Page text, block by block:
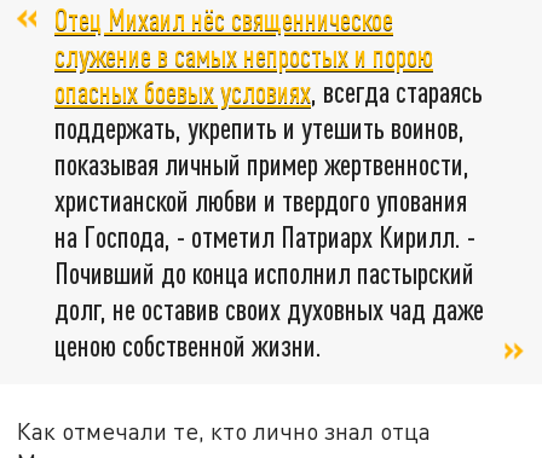
Отец Михаил нёс священническое
служение в самых непростых и порою
опасных боевых условиях, всегда стараясь
поддержать, укрепить и утешить воинов,
показывая личный пример жертвенности,
христианской любви и твердого упования
на Господа, - отметил Патриарх Кирилл. -
Почивший до конца исполнил пастырский
долг, не оставив своих духовных чад даже
ценою собственной жизни.
Как отмечали те, кто лично знал отца